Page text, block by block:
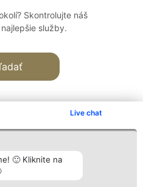
Live chat
🙂 Kliknite na
Skontrolujte náš
služby.
Kontakt
Kontakt